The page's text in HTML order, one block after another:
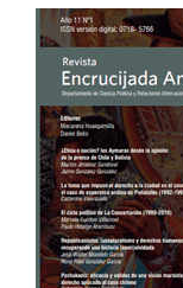
Barra
lateral
del
artículo